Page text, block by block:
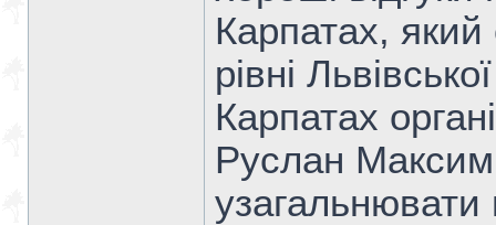
Карпатах, який
рівні
Карпатах
Руслан
узагальнювати